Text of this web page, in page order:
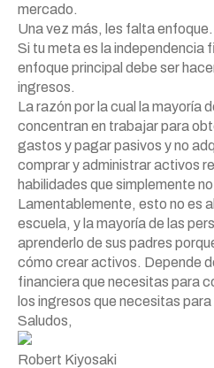
mercado.
Una vez más, les falta enfoque.
Si tu meta es la independencia
enfoque principal debe ser
ingresos.
La razón por la cual la mayoría
concentran en trabajar para
gastos y pagar pasivos y no
comprar y administrar activos
habilidades que simplemente
Lamentablemente, esto no es
escuela, y la mayoría de las
aprenderlo de sus padres
cómo crear activos. Depende
financiera que necesitas para
los ingresos que necesitas
Saludos,
Robert Kiyosaki